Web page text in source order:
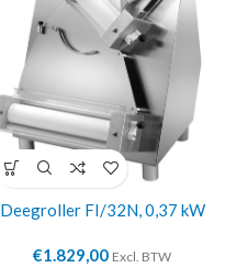
Deegroller FI/32N, 0,37 kW
€1.829,00 Excl. BTW